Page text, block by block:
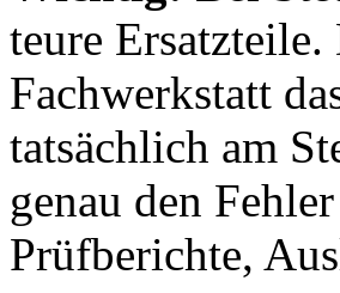
teure
Fachwerkstatt
tatsächlich am
genau den
Prüfberichte,